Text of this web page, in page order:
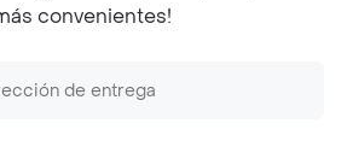
convenientes!